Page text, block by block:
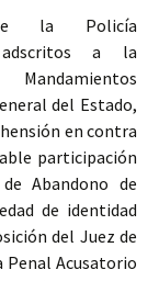
la Policía
adscritos a la
del Estado,
en contra
participación
Abandono de
de identidad
del Juez de
Acusatorio